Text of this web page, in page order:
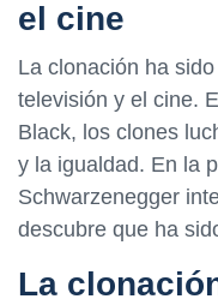
el cine
La clonación ha
televisión y el cine.
Black, los clones
y la igualdad. En la
Schwarzenegger
descubre que ha
La